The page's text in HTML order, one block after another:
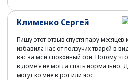
Клименко Сергей
Пишу этот отзыв спустя пару
избавила нас от ползучих тварей в
вас за мой спокойный сон. Потому
в доме я не могла спать нормально.
могут ко мне в рот или нос.